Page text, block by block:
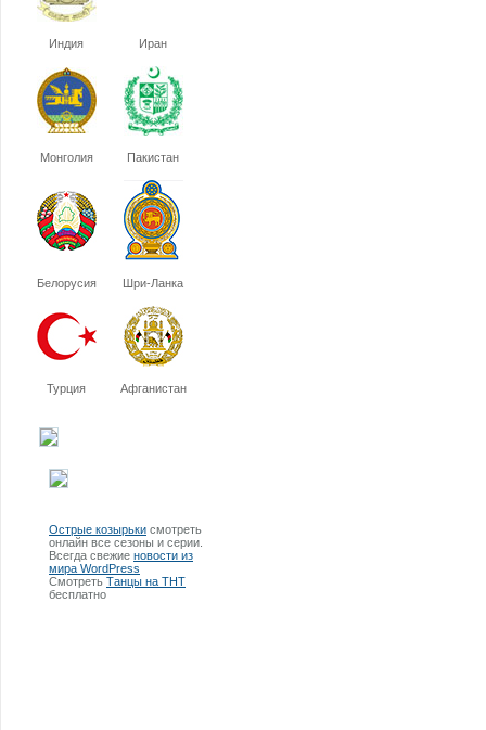
Индия Иран
Монголия Пакистан
Белорусия Шри-Ланка
Турция Афганистан
Острые козырьки смотреть
онлайн все сезоны и серии.
Всегда свежие новости из
мира WordPress
Смотреть Танцы на ТНТ
бесплатно